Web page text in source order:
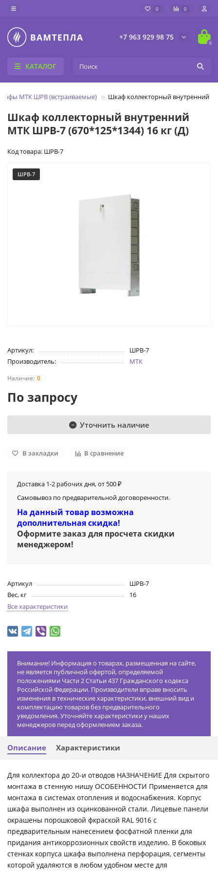
0 0
+7 963 929 98 75
0
КАТАЛОГ
МТК ШРВ (встраиваемые) Шкаф коллекторный внутренний
Шкаф коллекторный внутренний
МТК ШРВ-7 (670*125*1344) 16 кг (Д)
Код товара: ШРВ-7
ШРВ-7
Артикул:
ШРВ-7
Производитель:
МТК
0
По запросу
Уточнить наличие
В закладки В сравнение
Доставка 1-2 рабочих дня, от 500 ₽
Самовывоз по предварительной договоренности.
На данный товар возможна
дополнительная скидка!
Оформите заказ для просчета скидки
менеджером!
Артикул
ШРВ-7
Вес, кг
16
Все характеристики
Внимание! Информация о товарах, размещенная на сайте,
не является публичной офертой, определяемой
положениями Части 2 Статьи 437 Гражданского кодекса
Российской Федерации. Производители вправе вносить
изменения в технические характеристики, внешний вид и
комплектацию товаров без предварительного
уведомления. Уточняйте характеристики у наших
менеджеров перед оформлением заказа.
Описание Характеристики
Для коллектора до 20-и отводов НАЗНАЧЕНИЕ Для скрытого
монтажа в стенную нишу ОСОБЕННОСТИ Применяется для
монтажа в системах отопления и водоснабжения. Корпус
шкафа выполнен из оцинкованной стали. Лицевые панели
окрашены порошковой фкраской RAL 9016 с
предварительным нанесением фосфатной пленки для
придания антикоррозионных свойств изделию. В боковых
стенках корпуса шкафа выполнена перфорация, сегменты
которой удаляются в любом удобном месте для